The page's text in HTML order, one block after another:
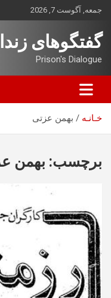
بروید
جمعه, آگوست 7, 2026
گفتگوهای
Prison's Dialogue
خـانـه بهمن عزتی
برچسب: بهمن